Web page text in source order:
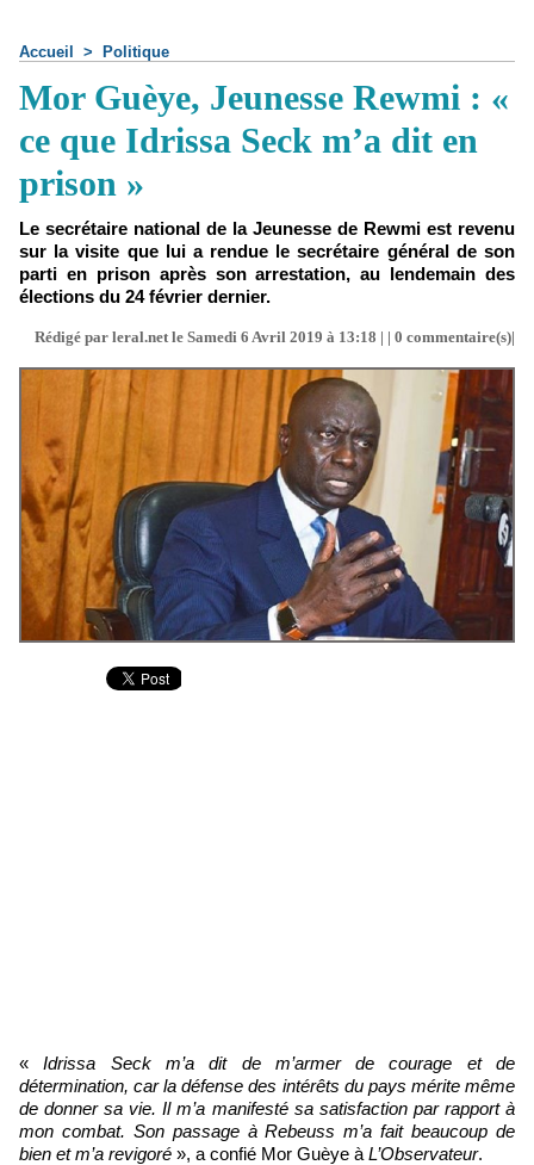
Accueil > Politique
Mor Guèye, Jeunesse Rewmi : «
ce que Idrissa Seck m’a dit en
prison »
Le secrétaire national de la Jeunesse de Rewmi est revenu
sur la visite que lui a rendue le secrétaire général de son
parti en prison après son arrestation, au lendemain des
élections du 24 février dernier.
Rédigé par leral.net le Samedi 6 Avril 2019 à 13:18 | | 0 commentaire(s)|
«Idrissa Seck m’a dit de m’armer de courage et de
détermination, car la défense des intérêts du pays mérite même
de donner sa vie. Il m’a manifesté sa satisfaction par rapport à
mon combat. Son passage à Rebeuss m’a fait beaucoup de
bien et m’a revigoré », a confié Mor Guèye à L’Observateur.